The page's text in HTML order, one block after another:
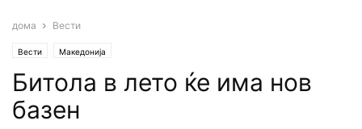
дома Вести
Вести Македонија
Битола в лето ќе има нов
базен